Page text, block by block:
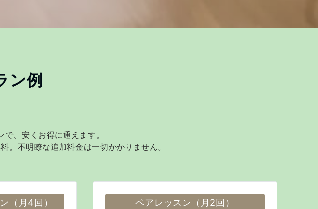
ン例
、安くお得に通えます。
。不明瞭な追加料金は一切かかりません。
（月4回） ペアレッスン（月2回）